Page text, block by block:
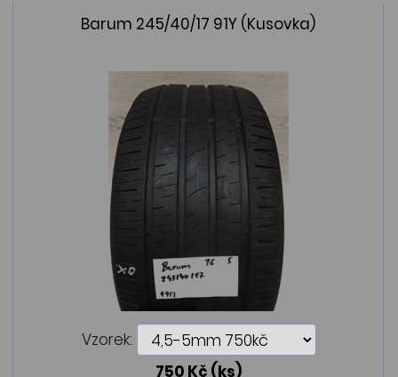
Barum 245/40/17 91Y (Kusovka)
Vzorek:
750 Kč (ks)